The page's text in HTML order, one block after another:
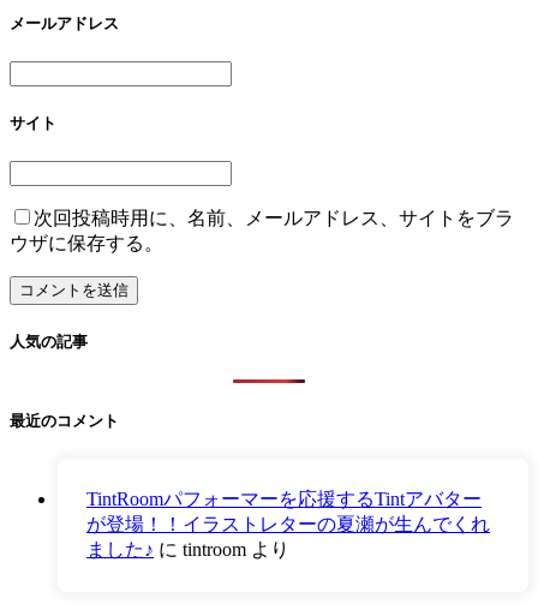
メールアドレス
サイト
次回投稿時用に、名前、メールアドレス、サイトをブラ
ウザに保存する。
人気の記事
最近のコメント
TintRoomパフォーマーを応援するTintアバター
が登場！！イラストレターの夏瀬が生んでくれ
ました♪ に tintroom より